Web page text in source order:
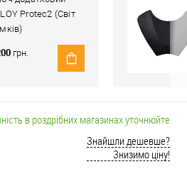
Protec2 (Світ
грн.
в роздрібних магазинах уточнюйте
Знайшли дешевше?
Знизимо ціну!